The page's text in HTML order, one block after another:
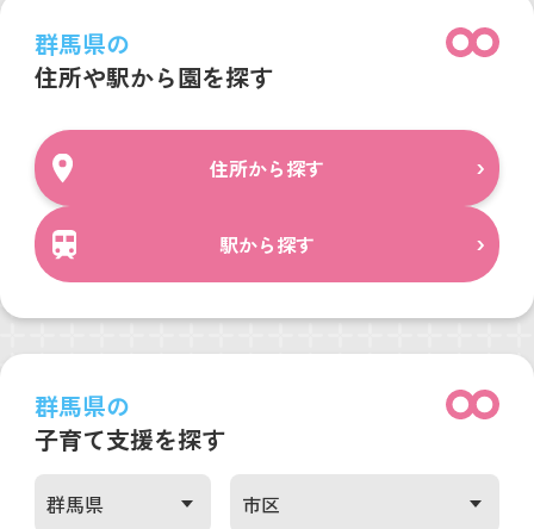
群馬県の
住所や駅から園を探す
住所から探す
駅から探す
群馬県の
子育て支援を探す